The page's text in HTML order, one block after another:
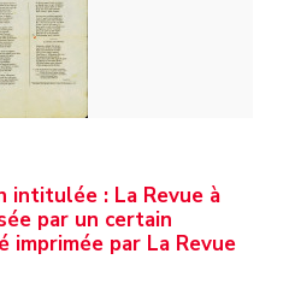
intitulée : La Revue à
par un certain
par La Revue